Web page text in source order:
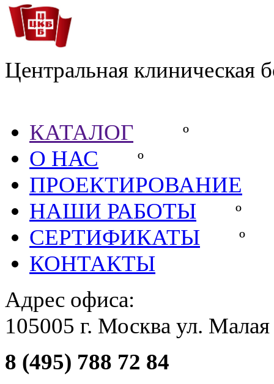
Центральная клиническая
КАТАЛОГ
º
О НАС º
ПРОЕКТИРОВАНИЕ
НАШИ РАБОТЫ
СЕРТИФИКАТЫ
КОНТАКТЫ
Адрес офиса:
105005 г. Москва ул.
8 (495) 788 72 84